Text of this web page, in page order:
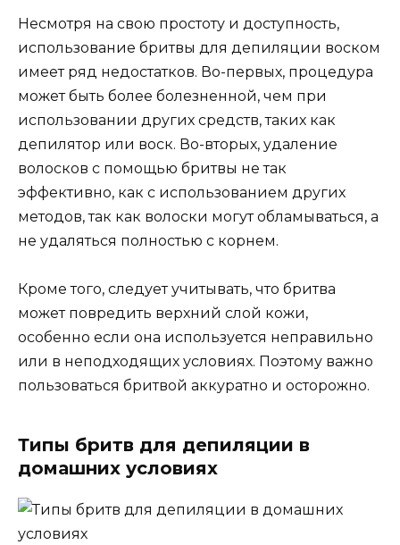
Несмотря на свою простоту и доступность,
использование бритвы для депиляции воском
имеет ряд недостатков. Во-первых, процедура
может быть более болезненной, чем при
использовании других средств, таких как
депилятор или воск. Во-вторых, удаление
волосков с помощью бритвы не так
эффективно, как с использованием других
методов, так как волоски могут обламываться, а
не удаляться полностью с корнем.
Кроме того, следует учитывать, что бритва
может повредить верхний слой кожи,
особенно если она используется неправильно
или в неподходящих условиях. Поэтому важно
пользоваться бритвой аккуратно и осторожно.
Типы бритв для депиляции в
домашних условиях